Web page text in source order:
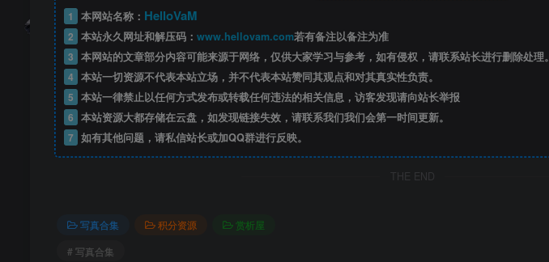
1 本网站名称： HelloVaM
2 本站永久网址和解压码： www.hellovam.com若有备注以备注为准
3 本网站的文章部分内容可能来源于网络，仅供大家学习与参考，如有侵权，请联系站长进行删除处理。
4 本站一切资源不代表本站立场，并不代表本站赞同其观点和对其真实性负责。
5 本站一律禁止以任何方式发布或转载任何违法的相关信息，访客发现请向站长举报
6 本站资源大都存储在云盘，如发现链接失效，请联系我们我们会第一时间更新。
7 如有其他问题，请私信站长或加QQ群进行反映。
THE END
写真合集 积分资源
赏析屋
# 写真合集